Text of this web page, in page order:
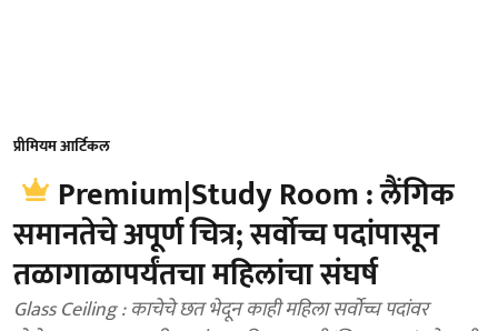
प्रीमियम आर्टिकल
Premium|Study Room : लैंगिक
समानतेचे अपूर्ण चित्र; सर्वोच्च पदांपासून
तळागाळापर्यंतचा महिलांचा संघर्ष
Glass Ceiling : काचेचे छत भेदून काही महिला सर्वोच्च पदांवर